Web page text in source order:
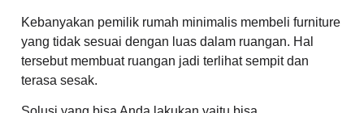
Kebanyakan pemilik rumah minimalis membeli furniture
yang tidak sesuai dengan luas dalam ruangan. Hal
tersebut membuat ruangan jadi terlihat sempit dan
terasa sesak.